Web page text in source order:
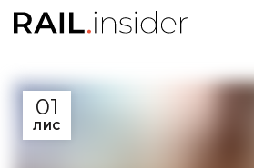
01
ЛИС